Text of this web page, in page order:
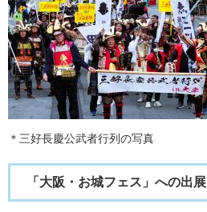
＊三好長慶公武者行列の写真
「大阪・お城フェス」への出展